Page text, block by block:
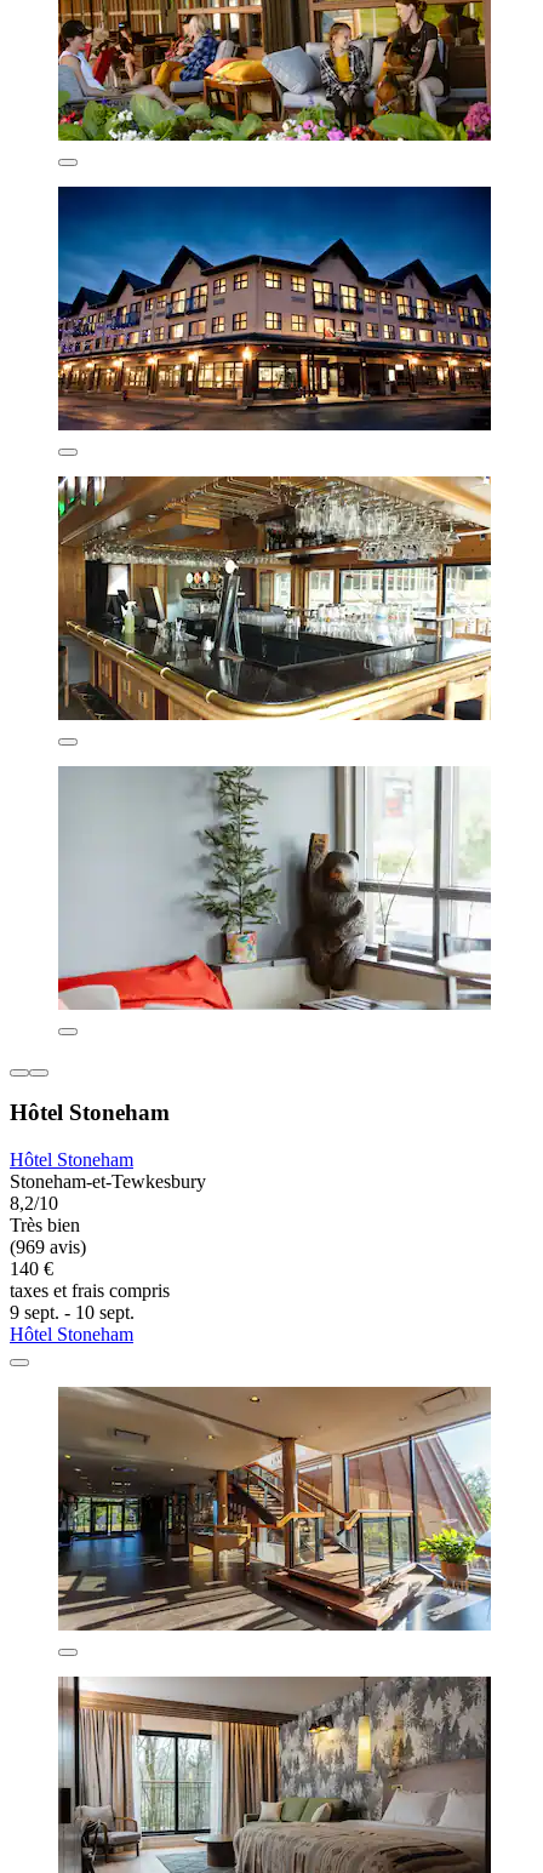
Hôtel Stoneham
Hôtel Stoneham
Stoneham-et-Tewkesbury
8,2/10
Très bien
(969 avis)
140 €
taxes et frais compris
9 sept. - 10 sept.
Hôtel Stoneham